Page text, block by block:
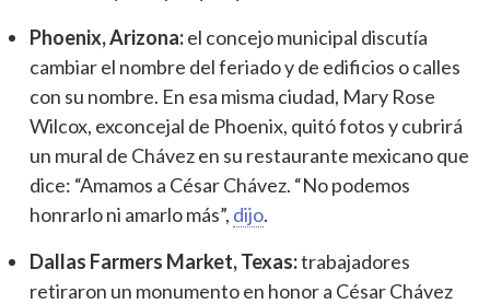
Phoenix, Arizona:el concejo municipal discutía
cambiar el nombre del feriado y de edificios o calles
con su nombre. En esa misma ciudad, Mary Rose
Wilcox, exconcejal de Phoenix, quitó fotos y cubrirá
un mural de Chávez en su restaurante mexicano que
dice: “Amamos a César Chávez. “No podemos
honrarlo ni amarlo más”, dijo.
Dallas Farmers Market, Texas:trabajadores
retiraron un monumento en honor a César Chávez